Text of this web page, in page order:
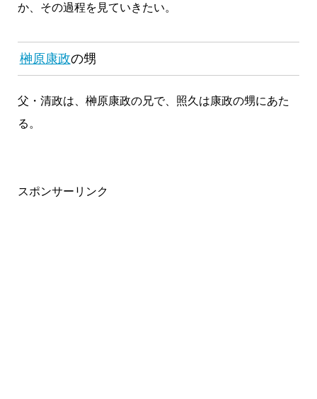
か、その過程を見ていきたい。
榊原康政の甥
父・清政は、榊原康政の兄で、照久は康政の甥にあた
る。
スポンサーリンク